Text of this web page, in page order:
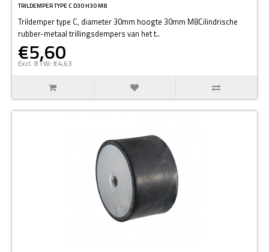
TRILDEMPER TYPE C D30 H30 M8
Trildemper type C, diameter 30mm hoogte 30mm M8Cilindrische
rubber-metaal trillingsdempers van het t..
€5,60
Excl. BTW: €4,63